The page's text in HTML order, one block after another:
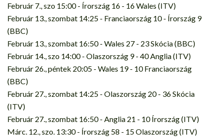
Február 7., szo 15:00 - Írország 16 - 16 Wales (ITV)
Február 13., szombat 14:25 - Franciaország 10 - Írország 9
(BBC)
Február 13., szombat 16:50 - Wales 27 - 23 Skócia (BBC)
Február 14., szo 14:00 - Olaszország 9 - 40 Anglia (ITV)
Február 26., péntek 20:05 - Wales 19 - 10 Franciaország
(BBC)
Február 27., szombat 14:25 - Olaszország 20 - 36 Skócia
(ITV)
Február 27., szombat 16:50 - Anglia 21 - 10 Írország (ITV)
Márc. 12., szo. 13:30 - Írország 58 - 15 Olaszország (ITV)